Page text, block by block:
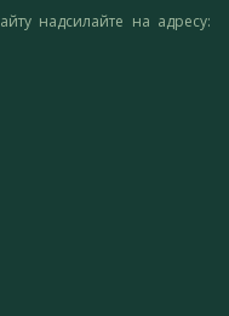
надсилайте на адресу: